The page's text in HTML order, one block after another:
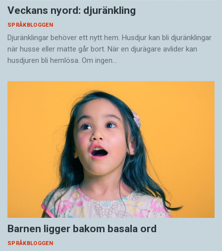
Veckans nyord: djuränkling
SPRÅKBLOGGEN
Djuränklingar behöver ett nytt hem. Husdjur kan bli djuränklingar
när husse eller matte går bort. När en djurägare avlider kan
husdjuren bli hemlösa. Om ingen…
Barnen ligger bakom basala ord
SPRÅKBLOGGEN